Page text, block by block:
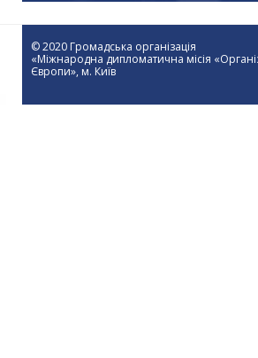
© 2020 Громадська організація
«Міжнародна дипломатична місія
Європи», м. Київ